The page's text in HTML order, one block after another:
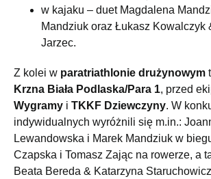
w kajaku – duet Magdalena
Mandziuk oraz Łukasz Kowalczyk
Jarzec.
Z kolei w paratriathlonie drużynowym
Krzna Biała Podlaska/Para 1, przed
Wygramy i TKKF Dziewczyny. W
indywidualnych wyróżnili się m.in.:
Lewandowska i Marek Mandziuk w
Czapska i Tomasz Zając na rowerze, a
Beata Bereda & Katarzyna